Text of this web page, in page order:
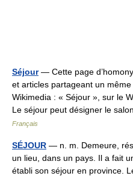
Séjour— Cette page
et articles partageant un
Wikimedia : « Séjour », sur le
Le séjour peut désigner le
Français
SÉJOUR — n. m. Demeure,
un lieu, dans un pays. Il a fait
établi son séjour en province.